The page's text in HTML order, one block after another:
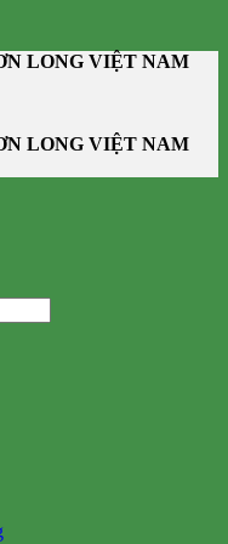
LONG VIỆT NAM
LONG VIỆT NAM